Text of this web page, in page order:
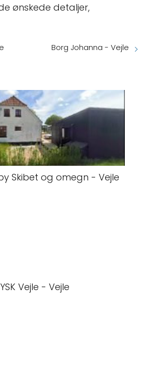
ønskede detaljer,
Borg Johanna - Vejle
Skibet og omegn - Vejle
Vejle - Vejle